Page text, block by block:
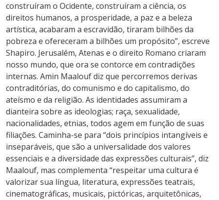
construíram o Ocidente, construíram a ciência, os
direitos humanos, a prosperidade, a paz e a beleza
artística, acabaram a escravidão, tiraram bilhões da
pobreza e ofereceram a bilhões um propósito”, escreve
Shapiro. Jerusalém, Atenas e o direito Romano criaram
nosso mundo, que ora se contorce em contradições
internas. Amin Maalouf diz que percorremos derivas
contraditórias, do comunismo e do capitalismo, do
ateísmo e da religião. As identidades assumiram a
dianteira sobre as ideologias; raça, sexualidade,
nacionalidades, etnias, todos agem em função de suas
filiações. Caminha-se para “dois princípios intangíveis e
inseparáveis, que são a universalidade dos valores
essenciais e a diversidade das expressões culturais”, diz
Maalouf, mas complementa “respeitar uma cultura é
valorizar sua língua, literatura, expressões teatrais,
cinematográficas, musicais, pictóricas, arquitetônicas,